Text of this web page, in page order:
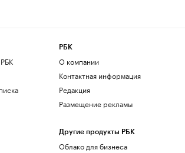
РБК
О компании
Контактная информация
Редакция
Размещение рекламы
Другие продукты РБК
Облако для бизнеса